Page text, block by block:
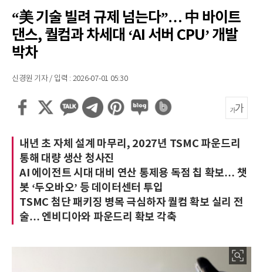
“美 기술 빌려 규제 넘는다”… 中 바이트
댄스, 퀄컴과 차세대 ‘AI 서버 CPU’ 개발
박차
신경원 기자 / 입력 : 2026-07-01 05:30
내년 초 자체 설계 마무리, 2027년 TSMC 파운드리
통해 대량 생산 청사진
AI 에이전트 시대 대비 연산 통제용 독점 칩 확보… 챗
봇 ‘두오바오’ 등 데이터센터 투입
TSMC 첨단 패키징 병목 극심하자 퀄컴 확보 실리 전
술… 엔비디아와 파운드리 확보 각축